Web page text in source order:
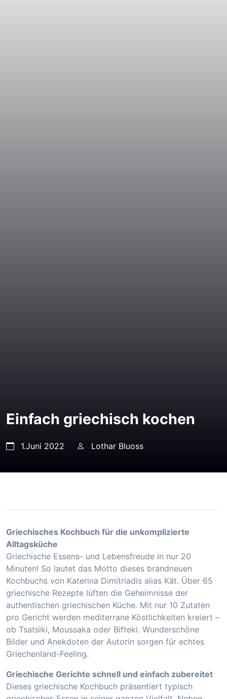
Einfach griechisch kochen
1.Juni 2022 Lothar Bluoss
Griechisches Kochbuch für die unkomplizierte
Alltagsküche
Griechische Essens- und Lebensfreude in nur 20
Minuten! So lautet das Motto dieses brandneuen
Kochbuchs von Katerina Dimitriadis alias Kät. Über 65
griechische Rezepte lüften die Geheimnisse der
authentischen griechischen Küche. Mit nur 10 Zutaten
pro Gericht werden mediterrane Köstlichkeiten kreiert –
ob Tsatsiki, Moussaka oder Bifteki. Wunderschöne
Bilder und Anekdoten der Autorin sorgen für echtes
Griechenland-Feeling.
Griechische Gerichte schnell und einfach zubereitet
Dieses griechische Kochbuch präsentiert typisch